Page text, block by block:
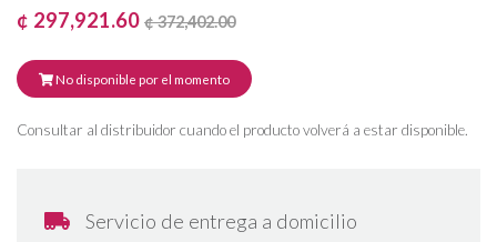
¢ 297,921.60 ¢ 372,402.00
No disponible por el momento
Consultar al distribuidor cuando el producto volverá a estar disponible.
Servicio de entrega a domicilio